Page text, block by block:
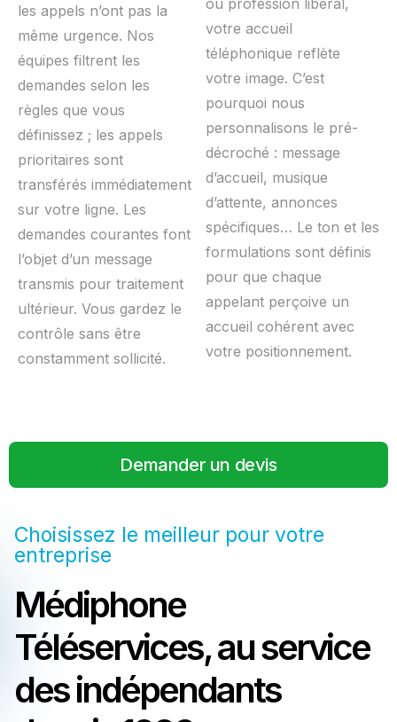
les appels n’ont pas la
même urgence. Nos
équipes filtrent les
demandes selon les
règles que vous
définissez ; les appels
prioritaires sont
transférés immédiatement
sur votre ligne. Les
demandes courantes font
l’objet d’un message
transmis pour traitement
ultérieur. Vous gardez le
contrôle sans être
constamment sollicité.
ou profession libéral,
votre accueil
téléphonique reflète
votre image. C’est
pourquoi nous
personnalisons le pré-
décroché : message
d’accueil, musique
d’attente, annonces
spécifiques… Le ton et les
formulations sont définis
pour que chaque
appelant perçoive un
accueil cohérent avec
votre positionnement.
Demander un devis
Choisissez le meilleur pour votre
entreprise
Médiphone
Téléservices, au service
des indépendants